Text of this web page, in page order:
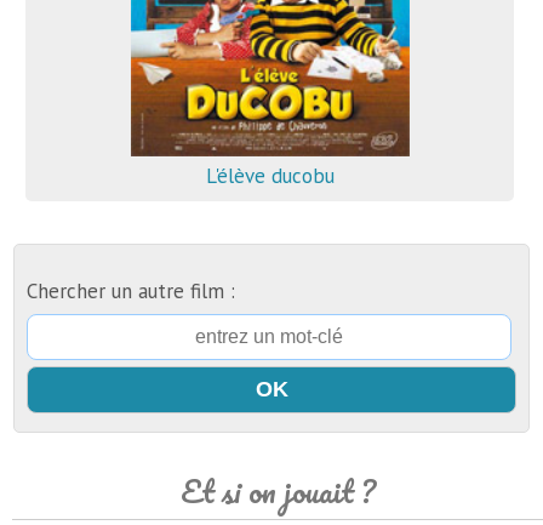
L'élève ducobu
Chercher un autre film :
Et si on jouait ?